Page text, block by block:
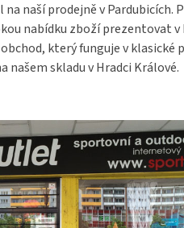
naší prodejně v
nabídku zboží prezentovat
který funguje v klasické
našem skladu v Hradci Králové.